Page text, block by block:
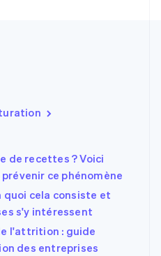
de recettes ? Voici
ce phénomène
cela consiste et
s'y intéressent
l'attrition : guide
des entreprises